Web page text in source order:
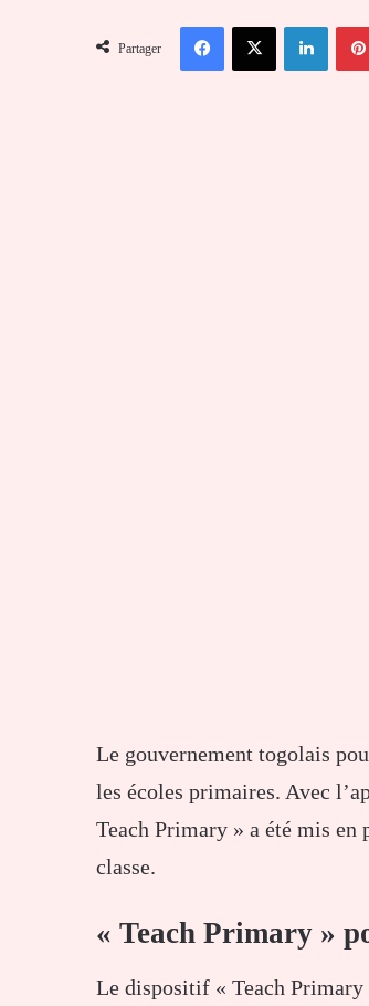
courriel
Partager
FacebookX
Le gouvernement togolais
les écoles primaires. Avec
Teach Primary » a été mis en
classe.
« Teach Primary »
Le dispositif « Teach Primary